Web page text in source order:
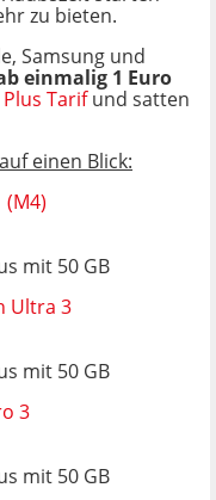
zu bieten.
Samsung und
einmalig 1 Euro
Tarifund satten
einen Blick:
mit 50 GB
Ultra 3
mit 50 GB
3
mit 50 GB